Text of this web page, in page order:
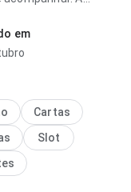
bavaresco filhos
não parece
Ajuda quem quer
se vale
em
Cartas
Slot